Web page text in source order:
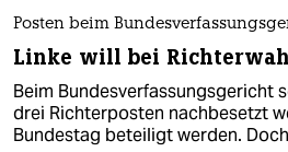
Posten beim
Linke will bei
Beim Bundesverfassungsgericht
drei Richterposten nachbesetzt
Bundestag beteiligt werden.